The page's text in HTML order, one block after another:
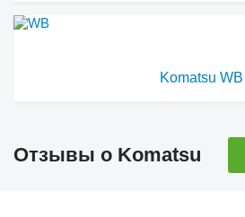
Komatsu WB
Отзывы о Komatsu